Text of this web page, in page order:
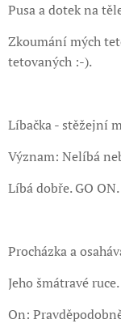
Pusa a dotek na
Zkoumání mých
tetovaných :-).
Líbačka - stěžejní
Význam: Nelíbá
Líbá dobře. GO ON.
Procházka a
Jeho šmátravé ruce.
On: